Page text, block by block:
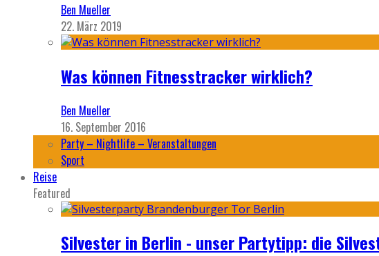
Ben Mueller
22. März 2019
Was können Fitnesstracker wirklich?
Ben Mueller
16. September 2016
Party – Nightlife – Veranstaltungen
Sport
Reise
Featured
Silvester in Berlin - unser Partytipp: die